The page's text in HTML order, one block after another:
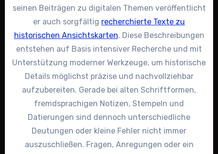
seinen Beiträgen zu digitalen Themen veröffentlicht
er auch sorgfältig recherchierte Texte zu
historischen Ansichtskarten. Diese Beschreibungen
entstehen auf Basis intensiver Recherche und mit
Unterstützung moderner Werkzeuge, um historische
Details möglichst präzise und nachvollziehbar
aufzubereiten. Gerade bei alten Schriftformen,
fremdsprachigen Notizen, Stempeln und
Datierungen sind dennoch unterschiedliche
Deutungen oder kleine Fehler nicht immer
auszuschließen. Fragen, Anregungen oder ein